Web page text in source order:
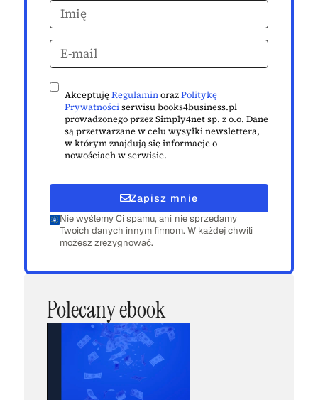
AkceptujęRegulaminorazPolitykę
Prywatnościserwisu books4business.pl
prowadzonego przez Simply4net sp. z o.o. Dane
są przetwarzane w celu wysyłki newslettera,
w którym znajdują się informacje o
nowościach w serwisie.
Zapisz mnie
Nie wyślemy Ci spamu, ani nie sprzedamy
Twoich danych innym firmom. W każdej chwili
możesz zrezygnować.
Polecany ebook